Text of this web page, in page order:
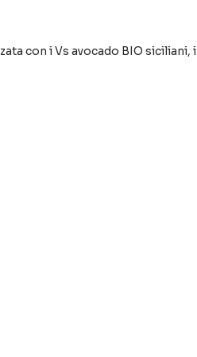
con i Vs avocado BIO